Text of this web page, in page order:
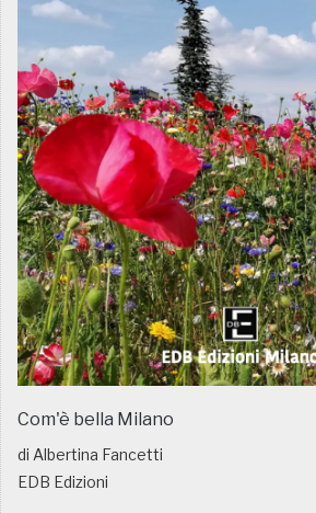
Com'è bella Milano
di Albertina Fancetti
EDB Edizioni